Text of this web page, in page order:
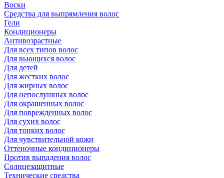
Воски
Средства для выпрямления волос
Гели
Кондиционеры
Антивозрастные
Для всех типов волос
Для вьющихся волос
Для детей
Для жестких волос
Для жирных волос
Для непослушных волос
Для окрашенных волос
Для поврежденных волос
Для сухих волос
Для тонких волос
Для чувствительной кожи
Оттеночные кондиционеры
Против выпадения волос
Солнцезащитные
Технические средства